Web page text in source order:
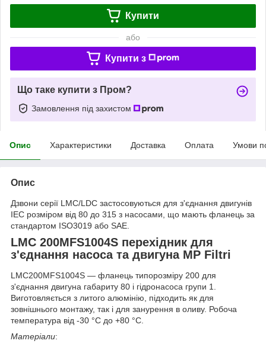
Купити
або
Купити з
Що таке купити з Пром?
Замовлення під захистом
Опис Характеристики Доставка Оплата Умови
Опис
Дзвони серії LMC/LDC застосовуються для з'єднання двигунів
IEC розміром від 80 до 315 з насосами, що мають фланець за
стандартом ISO3019 або SAE.
LMC 200MFS1004S перехідник для
з'єднання насоса та двигуна MP Filtri
LMC200MFS1004S — фланець типорозміру 200 для
з'єднання двигуна габариту 80 і гідронасоса групи 1.
Виготовляється з литого алюмінію, підходить як для
зовнішнього монтажу, так і для занурення в оливу. Робоча
температура від -30 °C до +80 °C.
Матеріали: